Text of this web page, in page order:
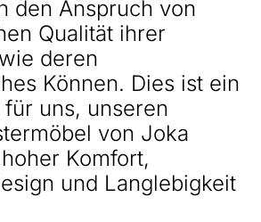
den Anspruch von
Qualität ihrer
deren
Können. Dies ist ein
uns, unseren
von Joka
Komfort,
und Langlebigkeit